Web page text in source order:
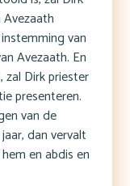
van
Avezaath. En
zal Dirk priester
presenteren.
van de
dan vervalt
en abdis en